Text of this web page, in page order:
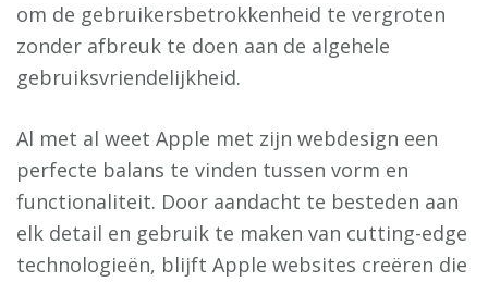
om de gebruikersbetrokkenheid te vergroten
zonder afbreuk te doen aan de algehele
gebruiksvriendelijkheid.
Al met al weet Apple met zijn webdesign een
perfecte balans te vinden tussen vorm en
functionaliteit. Door aandacht te besteden aan
elk detail en gebruik te maken van cutting-edge
technologieën, blijft Apple websites creëren die